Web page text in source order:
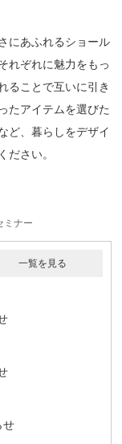
にあふれるショール
れぞれに魅力をもっ
ることで互いに引き
たアイテムを選びた
ど、暮らしをデザイ
ださい。
ミナー
一覧を見る
せ